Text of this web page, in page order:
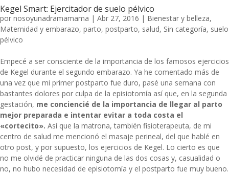
Kegel Smart: Ejercitador de suelo pélvico
por nosoyunadramamama | Abr 27, 2016 | Bienestar y belleza,
Maternidad y embarazo, parto, postparto, salud, Sin categoría, suelo
pélvico
Empecé a ser consciente de la importancia de los famosos ejercicios
de Kegel durante el segundo embarazo. Ya he comentado más de
una vez que mi primer postparto fue duro, pasé una semana con
bastantes dolores por culpa de la episiotomía así que, en la segunda
gestación, me conciencié de la importancia de llegar al parto
mejor preparada e intentar evitar a toda costa el
«cortecito». Así que la matrona, también fisioterapeuta, de mi
centro de salud me mencionó el masaje perineal, del que hablé en
otro post, y por supuesto, los ejercicios de Kegel. Lo cierto es que
no me olvidé de practicar ninguna de las dos cosas y, casualidad o
no, no hubo necesidad de episiotomía y el postparto fue muy bueno.